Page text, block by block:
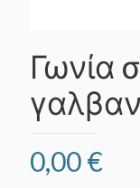
Γωνία
0,00€